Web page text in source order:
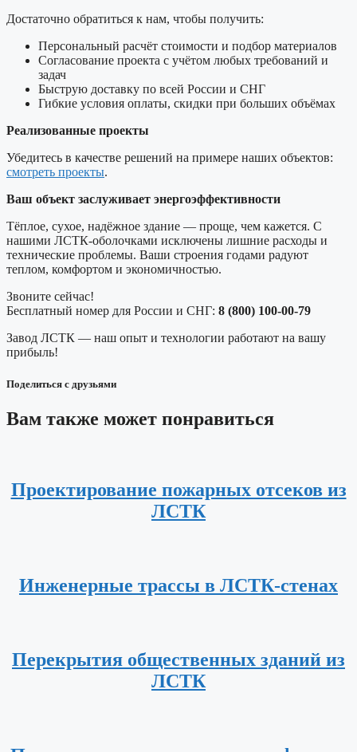
Достаточно обратиться к нам, чтобы получить:
Персональный расчёт стоимости и подбор материалов
Согласование проекта с учётом любых требований и
задач
Быструю доставку по всей России и СНГ
Гибкие условия оплаты, скидки при больших объёмах
Реализованные проекты
Убедитесь в качестве решений на примере наших объектов:
смотреть проекты.
Ваш объект заслуживает энергоэффективности
Тёплое, сухое, надёжное здание — проще, чем кажется. С
нашими ЛСТК-оболочками исключены лишние расходы и
технические проблемы. Ваши строения годами радуют
теплом, комфортом и экономичностью.
Звоните сейчас!
Бесплатный номер для России и СНГ: 8 (800) 100-00-79
Завод ЛСТК — наш опыт и технологии работают на вашу
прибыль!
Поделиться с друзьями
Вам также может понравиться
Проектирование пожарных отсеков из
ЛСТК
Инженерные трассы в ЛСТК-стенах
Перекрытия общественных зданий из
ЛСТК